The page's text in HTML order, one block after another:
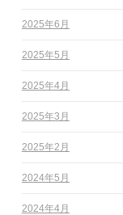
2025年6月
2025年5月
2025年4月
2025年3月
2025年2月
2024年5月
2024年4月